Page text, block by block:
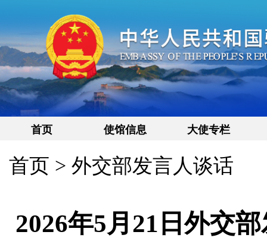
首页 使馆信息 大使专栏
首页 > 外交部发言人谈话
2026年5月21日外交